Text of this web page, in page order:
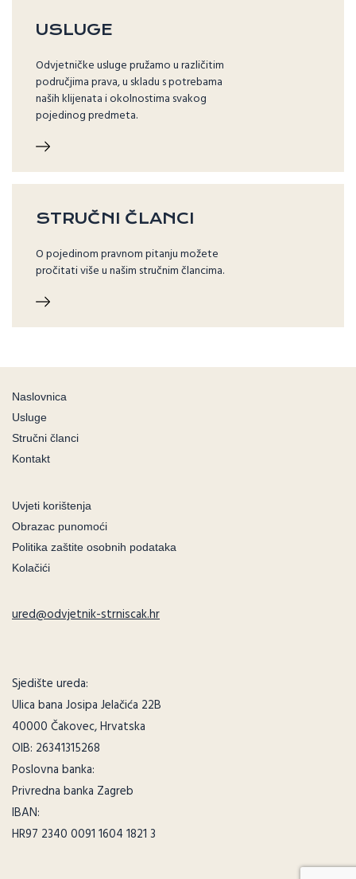
USLUGE
Odvjetničke usluge pružamo u različitim
područjima prava, u skladu s potrebama
naših klijenata i okolnostima svakog
pojedinog predmeta.
STRUČNI ČLANCI
O pojedinom pravnom pitanju možete
pročitati više u našim stručnim člancima.
Naslovnica
Usluge
Stručni članci
Kontakt
Uvjeti korištenja
Obrazac punomoći
Politika zaštite osobnih podataka
Kolačići
ured@odvjetnik-strniscak.hr
Sjedište ureda:
Ulica bana Josipa Jelačića 22B
40000 Čakovec, Hrvatska
OIB: 26341315268
Poslovna banka:
Privredna banka Zagreb
IBAN:
HR97 2340 0091 1604 1821 3